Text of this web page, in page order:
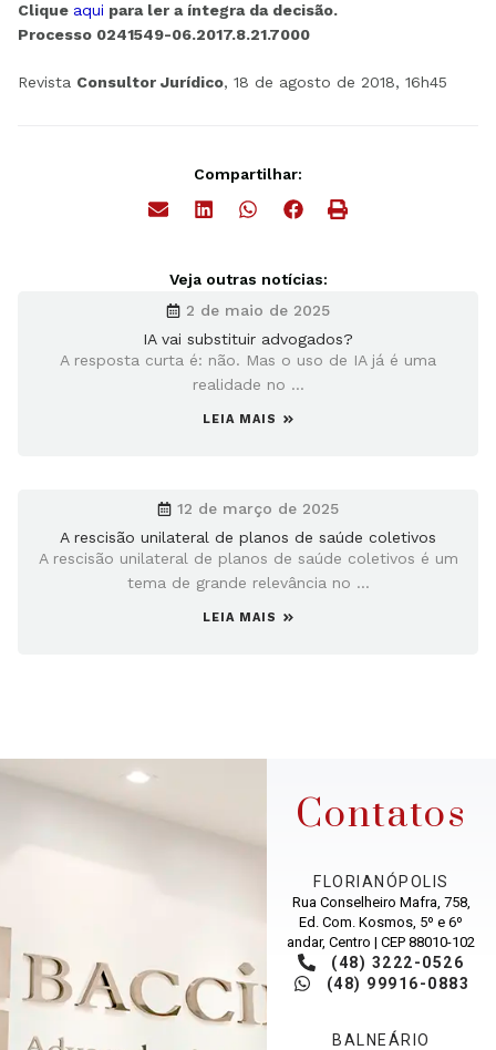
Clique aqui para ler a íntegra da decisão.
Processo 0241549-06.2017.8.21.7000
Revista Consultor Jurídico, 18 de agosto de 2018, 16h45
Compartilhar:
Veja outras notícias:
2 de maio de 2025
IA vai substituir advogados?
A resposta curta é: não. Mas o uso de IA já é uma
realidade no ...
LEIA MAIS
12 de março de 2025
A rescisão unilateral de planos de saúde coletivos
A rescisão unilateral de planos de saúde coletivos é um
tema de grande relevância no ...
LEIA MAIS
Contatos
FLORIANÓPOLIS
Rua Conselheiro Mafra, 758,
Ed. Com. Kosmos, 5º e 6º
andar, Centro | CEP 88010-102
(48) 3222-0526
(48) 99916-0883
BALNEÁRIO